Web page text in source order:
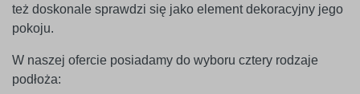
też doskonale sprawdzi się jako element dekoracyjny jego
pokoju.
W naszej ofercie posiadamy do wyboru cztery rodzaje
podłoża: